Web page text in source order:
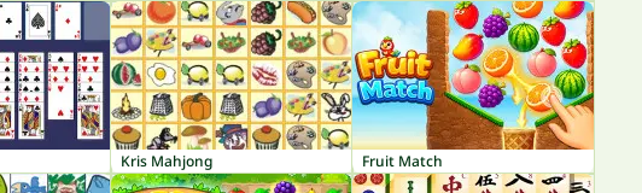
Kris Mahjong Fruit Match